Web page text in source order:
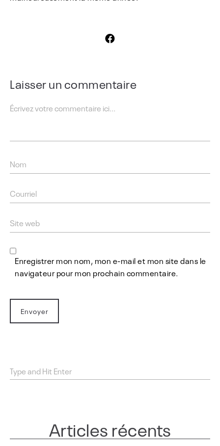
Laisser un commentaire
Enregistrer mon nom, mon e-mail et mon site dans le
navigateur pour mon prochain commentaire.
Articles récents